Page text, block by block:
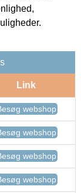
Link
webshop
webshop
webshop
webshop